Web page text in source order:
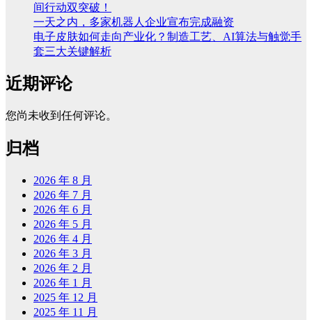
间行动双突破！
一天之内，多家机器人企业宣布完成融资
电子皮肤如何走向产业化？制造工艺、AI算法与触觉手
套三大关键解析
近期评论
您尚未收到任何评论。
归档
2026 年 8 月
2026 年 7 月
2026 年 6 月
2026 年 5 月
2026 年 4 月
2026 年 3 月
2026 年 2 月
2026 年 1 月
2025 年 12 月
2025 年 11 月